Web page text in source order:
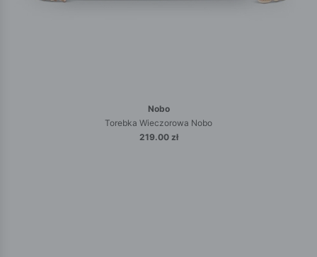
Nobo
Torebka Wieczorowa Nobo
219.00 zł